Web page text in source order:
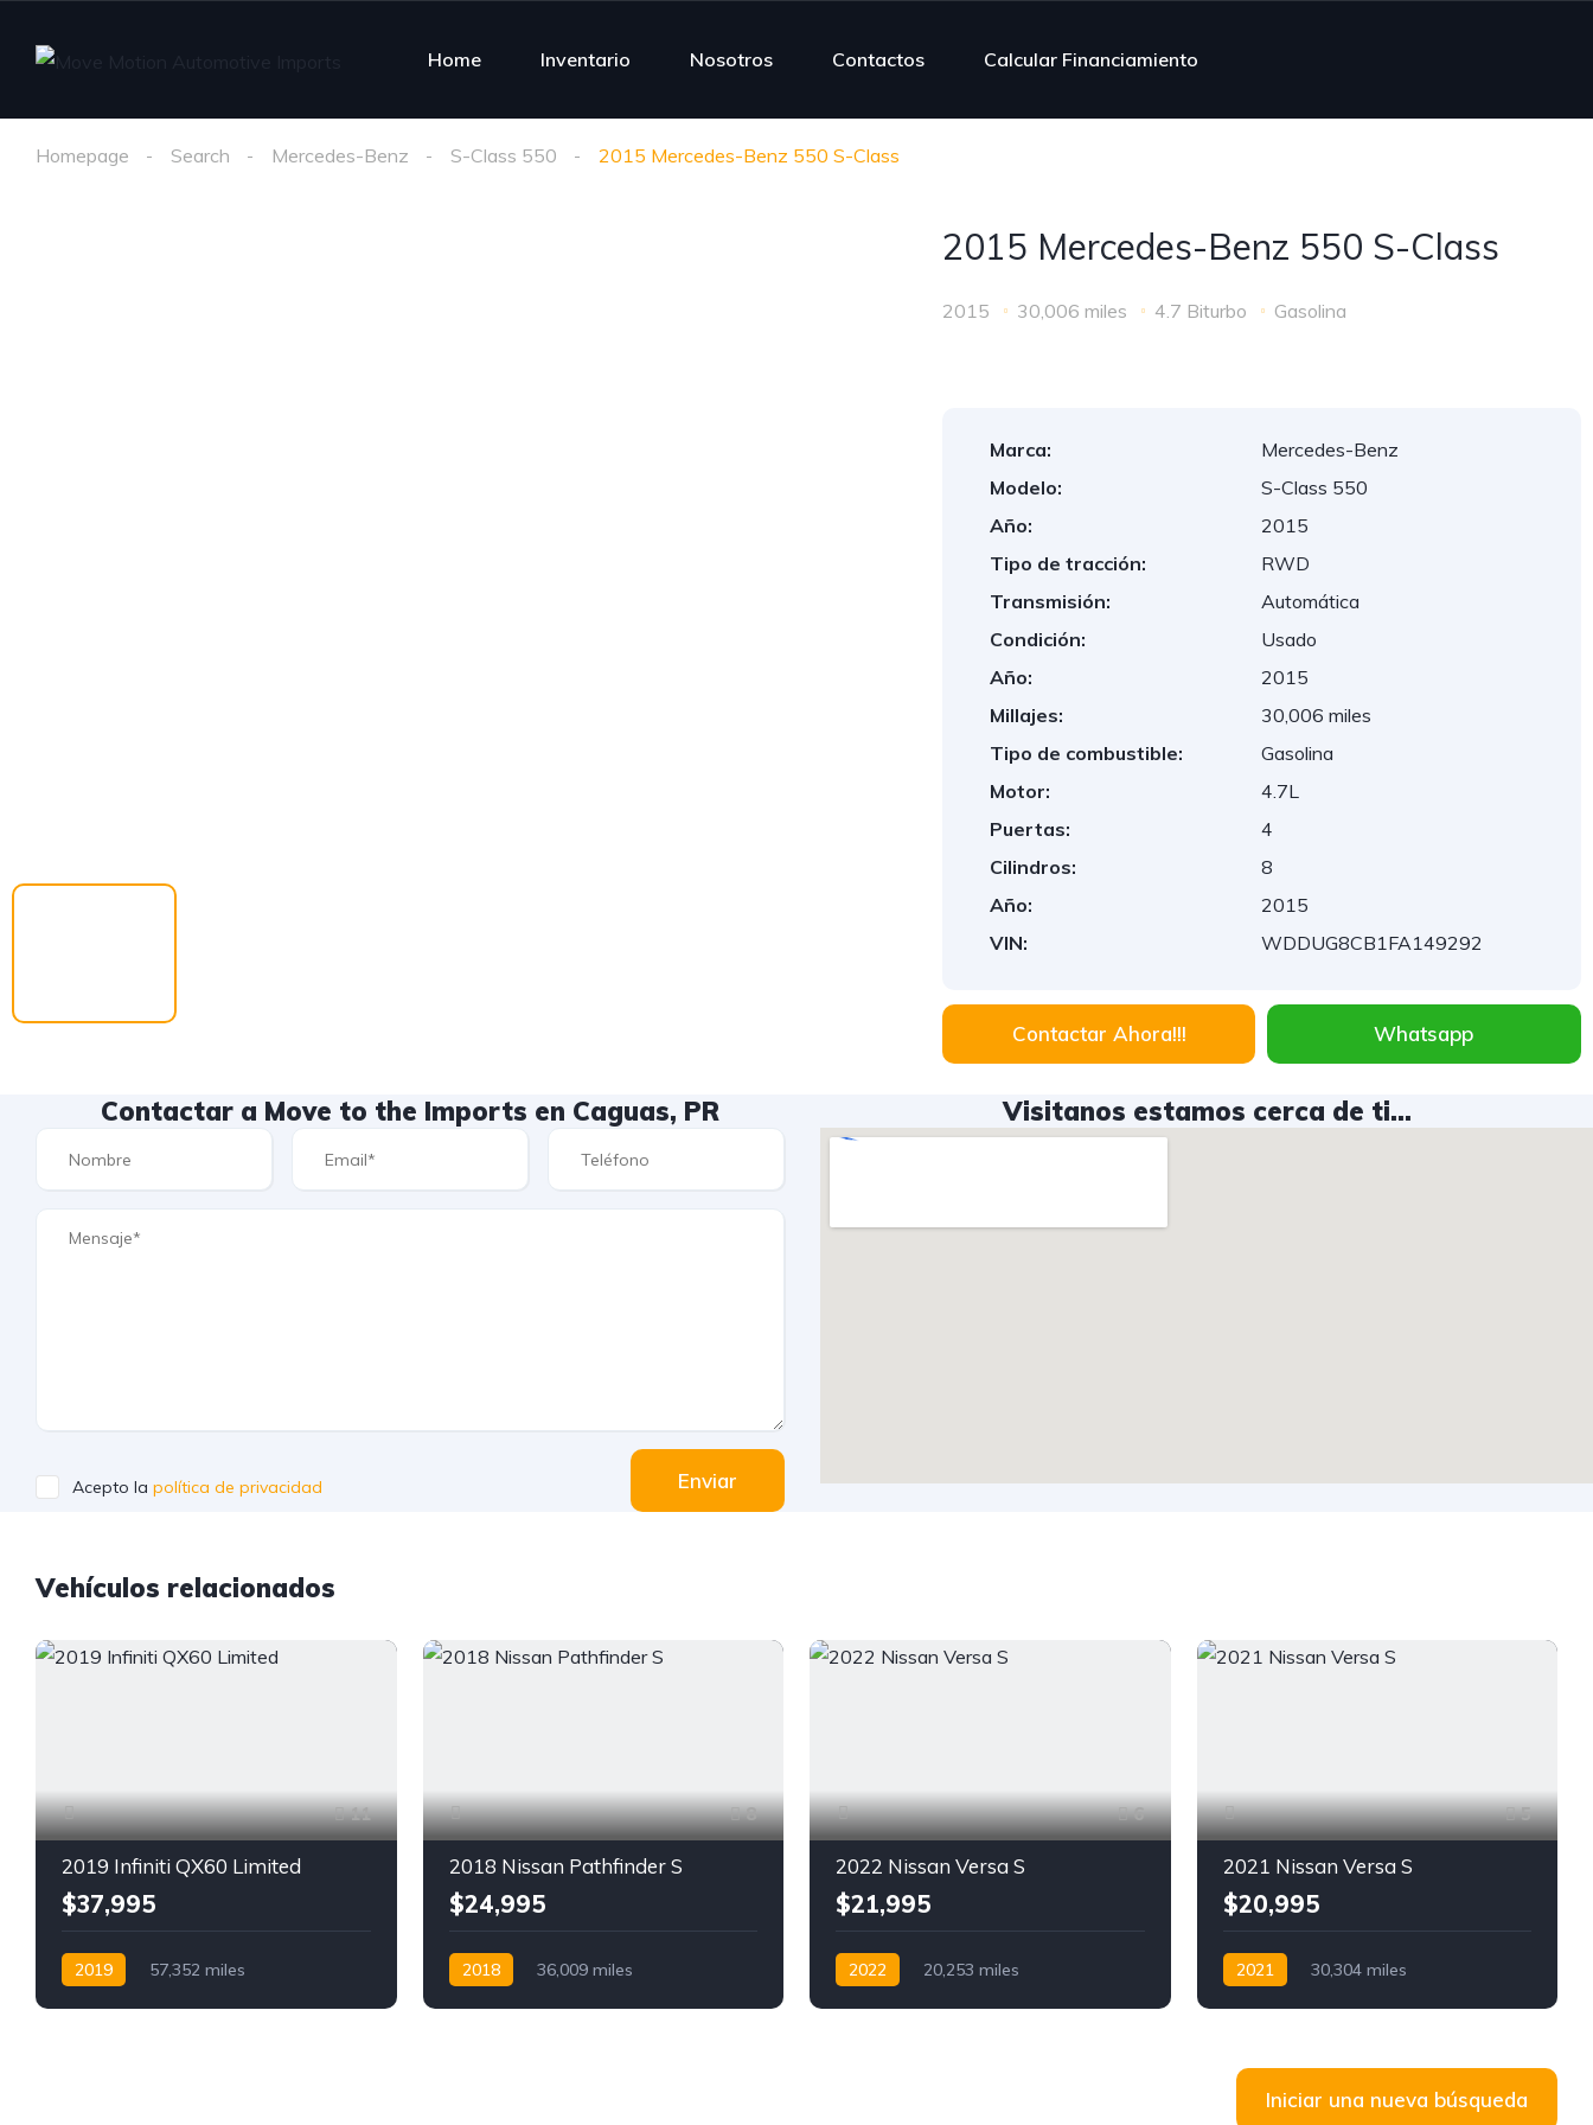
Home Inventario Nosotros Contactos Calcular Financiamiento
Homepage Search Mercedes-Benz S-Class 550 2015 Mercedes-Benz 550 S-Class
2015 Mercedes-Benz 550 S-Class
2015 30,006 miles 4.7 Biturbo Gasolina
Marca:
Mercedes-Benz
Modelo:
S-Class 550
Año:
2015
Tipo de tracción:
RWD
Transmisión:
Automática
Condición:
Usado
Año:
2015
Millajes:
30,006 miles
Tipo de combustible:
Gasolina
Motor:
4.7L
Puertas:
4
Cilindros:
8
Año:
2015
VIN:
WDDUG8CB1FA149292
Contactar Ahora!!! Whatsapp
Contactar a Move to the Imports en Caguas, PR
Acepto la política de privacidad Enviar
Visitanos estamos cerca de ti...
Vehículos relacionados
11
2019 Infiniti QX60 Limited
$37,995
2019
57,352 miles
8
2018 Nissan Pathfinder S
$24,995
2018
36,009 miles
6
2022 Nissan Versa S
$21,995
2022
20,253 miles
5
2021 Nissan Versa S
$20,995
2021
30,304 miles
Iniciar una nueva búsqueda